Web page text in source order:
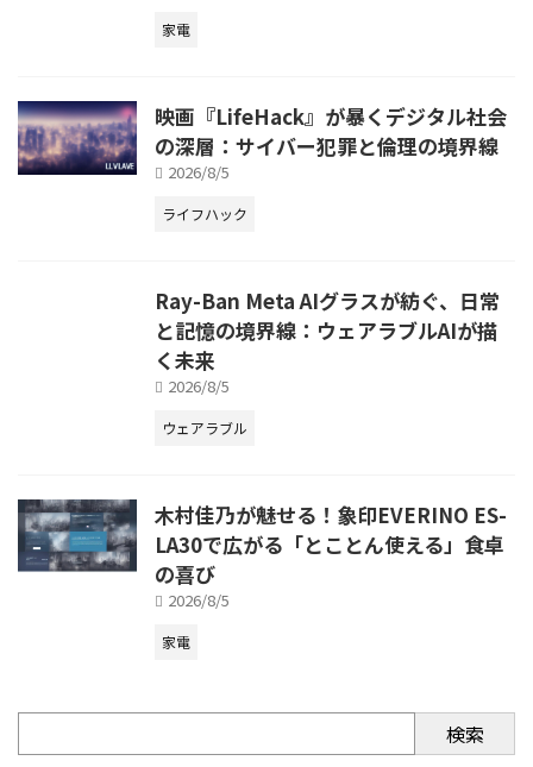
家電
映画『LifeHack』が暴くデジタル社会
の深層：サイバー犯罪と倫理の境界線
2026/8/5
ライフハック
Ray-Ban Meta AIグラスが紡ぐ、日常
と記憶の境界線：ウェアラブルAIが描
く未来
2026/8/5
ウェアラブル
木村佳乃が魅せる！象印EVERINO ES-
LA30で広がる「とことん使える」食卓
の喜び
2026/8/5
家電
検索